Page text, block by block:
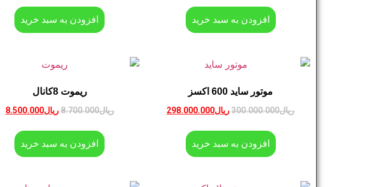
افزودن به سبد خرید افزودن به سبد خرید
موتور ساید 600 اکسز
ریال300.000.000 ریال298.000.000
افزودن به سبد خرید
ریموت 8کانال
ریال8.700.000 ریال8.500.000
افزودن به سبد خرید